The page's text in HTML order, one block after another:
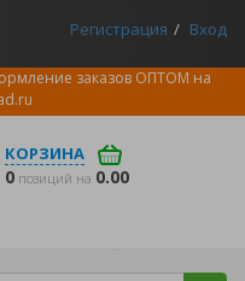
Регистрация Вход
заказов ОПТОМ на
КОРЗИНА
0 позиций на 0.00